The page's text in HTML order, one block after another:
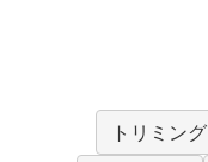
トリミング